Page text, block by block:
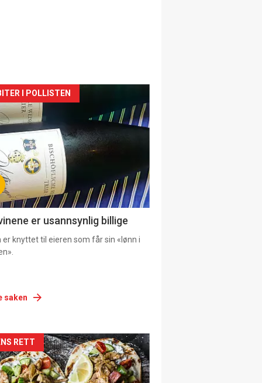
I POLLISTEN
er usannsynlig billige
er knyttet til eieren som får sin «lønn i
saken
RETT